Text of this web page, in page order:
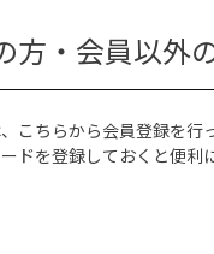
方・会員以外
こちらから会員登録を行
ドを登録しておくと便利